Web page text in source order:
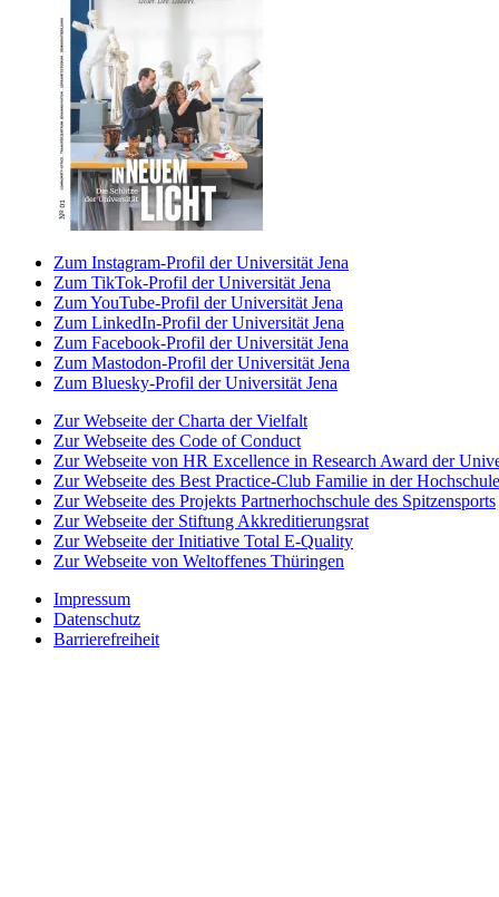
Zum Instagram-Profil der Universität Jena
Zum TikTok-Profil der Universität Jena
Zum YouTube-Profil der Universität Jena
Zum LinkedIn-Profil der Universität Jena
Zum Facebook-Profil der Universität Jena
Zum Mastodon-Profil der Universität Jena
Zum Bluesky-Profil der Universität Jena
Zur Webseite der Charta der Vielfalt
Zur Webseite des Code of Conduct
Zur Webseite von HR Excellence in Research Award der
Zur Webseite des Best Practice-Club Familie in der Hochschule
Zur Webseite des Projekts Partnerhochschule des Spitzensports
Zur Webseite der Stiftung Akkreditierungsrat
Zur Webseite der Initiative Total E-Quality
Zur Webseite von Weltoffenes Thüringen
Impressum
Datenschutz
Barrierefreiheit